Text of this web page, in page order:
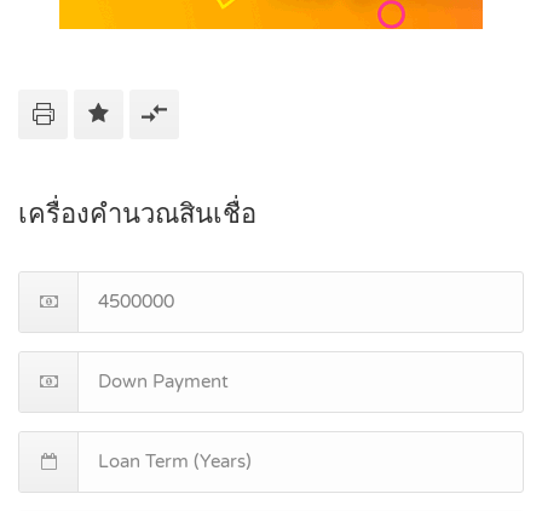
เครื่องคำนวณสินเชื่อ